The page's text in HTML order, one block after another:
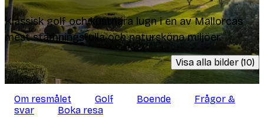
Klassisk golf och kustnära lugn i en av Mallorcas
mest stämningsfulla och natursköna miljöer.
Visa alla bilder (10)
Om resmålet Golf Boende
Frågor &
svar
Boka resa